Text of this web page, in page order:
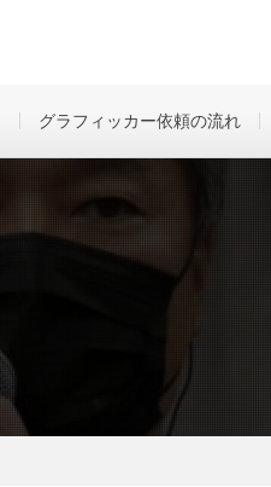
グラフィッカー依頼の流れ